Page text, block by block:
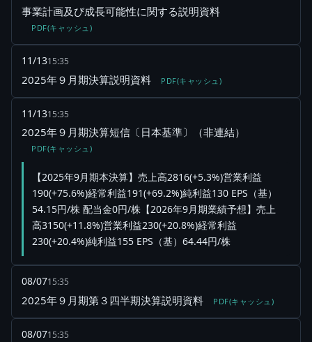
事業計画及び成長可能性に関する説明資料
PDF(キャッシュ)
11/1315:35
2025年９月期決算説明資料 PDF(キャッシュ)
11/1315:35
2025年９月期決算短信〔日本基準〕（非連結）
PDF(キャッシュ)
【2025年9月期本決算】売上高2816(+5.3%)営業利益
190(+75.6%)経常利益191(+69.2%)純利益130 EPS（基）
54.15円/株 配当金0円/株【2026年9月期業績予想】売上
高3150(+11.8%)営業利益230(+20.8%)経常利益
230(+20.4%)純利益155 EPS（基）64.44円/株
08/0715:35
2025年９月期第３四半期決算説明資料 PDF(キャッシュ)
08/0715:35